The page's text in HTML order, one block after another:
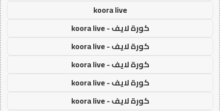
koora live
كورة لايف - koora live
كورة لايف - koora live
كورة لايف - koora live
كورة لايف - koora live
كورة لايف - koora live